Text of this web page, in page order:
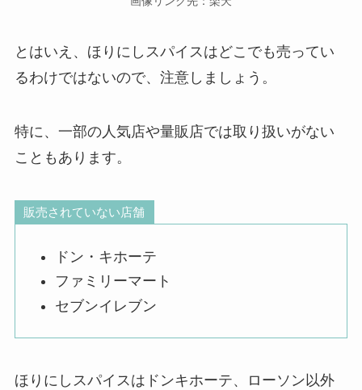
とはいえ、ほりにしスパイスはどこでも売ってい
るわけではないので、注意しましょう。
特に、一部の人気店や量販店では取り扱いがない
こともあります。
販売されていない店舗
ドン・キホーテ
ファミリーマート
セブンイレブン
ほりにしスパイスはドンキホーテ、ローソン以外